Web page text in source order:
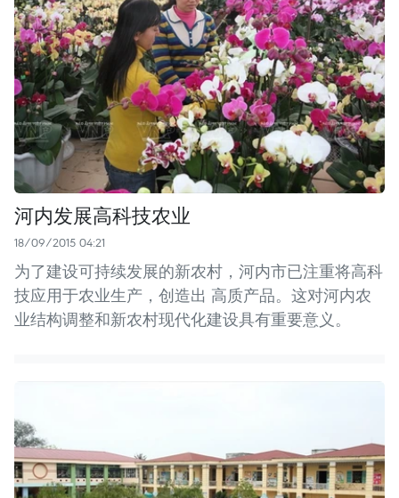
河内发展高科技农业
18/09/2015 04:21
为了建设可持续发展的新农村，河内市已注重将高科
技应用于农业生产，创造出 高质产品。这对河内农
业结构调整和新农村现代化建设具有重要意义。